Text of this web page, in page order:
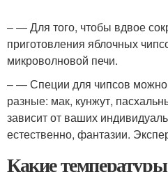
– — Для того, чтобы вдвое
приготовления яблочных
микроволновой печи.
– — Специи для чипсов
разные: мак, кунжут,
зависит от ваших
естественно, фантазии.
Какие